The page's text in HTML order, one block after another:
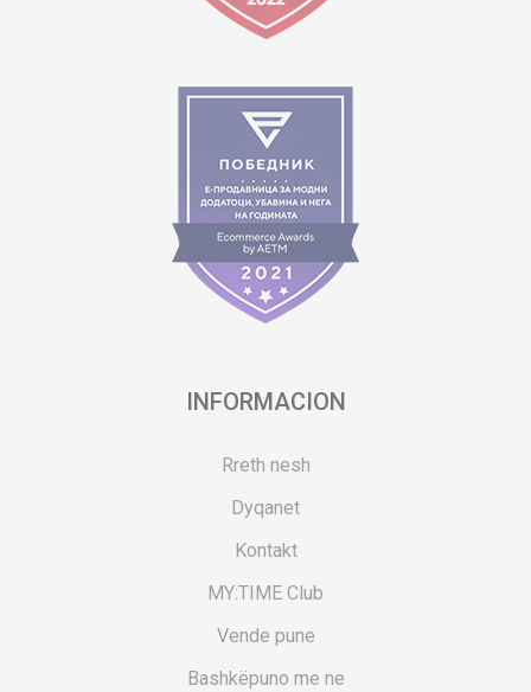
INFORMACION
Rreth nesh
Dyqanet
Kontakt
MY:TIME Club
Vende pune
Bashkëpuno me ne